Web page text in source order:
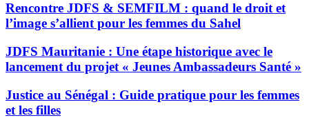
Rencontre JDFS & SEMFILM : quand le droit et
l’image s’allient pour les femmes du Sahel
JDFS Mauritanie : Une étape historique avec le
lancement du projet « Jeunes Ambassadeurs Santé »
Justice au Sénégal : Guide pratique pour les femmes
et les filles